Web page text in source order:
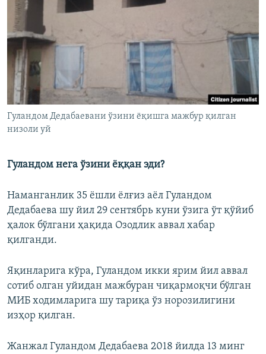
Гуландом Дедабаевани ўзини ëқишга мажбур қилган
низоли уй
Гуландом нега ўзини ëққан эди?
Наманганлик 35 ёшли ёлғиз аёл Гуландом
Дедабаева шу йил 29 сентябрь куни ўзига ўт қўйиб
ҳалок бўлгани ҳақида Озодлик аввал хабар
қилганди.
Яқинларига кўра, Гуландом икки ярим йил аввал
сотиб олган уйидан мажбуран чиқармоқчи бўлган
МИБ ходимларига шу тариқа ўз норозилигини
изҳор қилган.
Жанжал Гуландом Дедабаева 2018 йилда 13 минг